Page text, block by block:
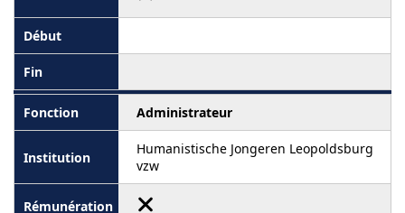
Administrateur
Humanistische Jongeren Leopoldsburg
vzw